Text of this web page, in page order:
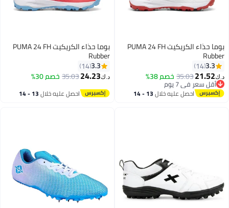
بوما حذاء الكريكيت PUMA 24 FH
Rubber
3.3
14
د.ك‏21.52
35.03خصم 38%
أقل سعر في 7 يوم
أقل سعر في 7 يوماحصل عليه خلال 13 - 14
بوما حذاء الكريكيت PUMA 24 FH
Rubber
3.3
14
د.ك‏24.23
35.03خصم 30%
احصل عليه خلال 13 - 14